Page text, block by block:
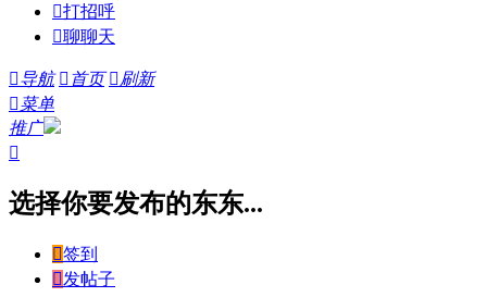
打招呼
聊聊天
导航  首页 刷新
菜单
推广

选择你要发布的东东...
签到
发帖子